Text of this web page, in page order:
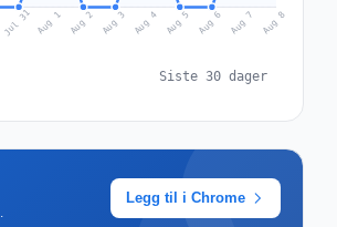
Jul 31 Aug 1 Aug 2 Aug 3 Aug 4 Aug 5 Aug 6 Aug 7 Aug 8
Siste 30 dager
Legg til i Chrome